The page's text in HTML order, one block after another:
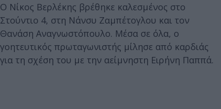
Ο Νίκος Βερλέκης βρέθηκε καλεσμένος στο
Στούντιο 4, στη Νάνσυ Ζαμπέτογλου και τον
Θανάση Αναγνωστόπουλο. Μέσα σε όλα, ο
γοητευτικός πρωταγωνιστής μίλησε από καρδιάς
για τη σχέση του με την αείμνηστη Ειρήνη Παππά.